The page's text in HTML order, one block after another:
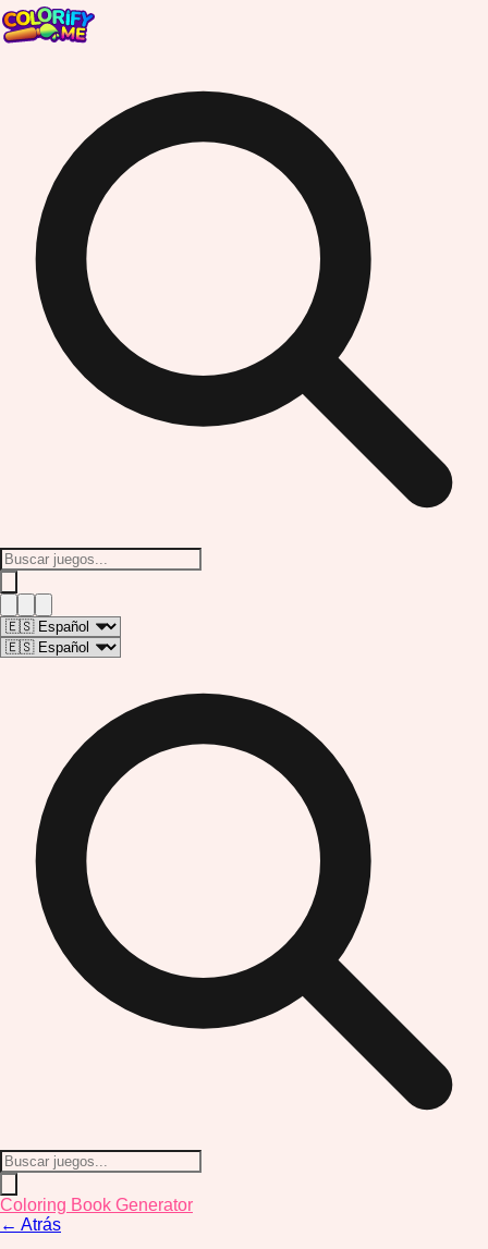
Coloring Book Generator
← Atrás